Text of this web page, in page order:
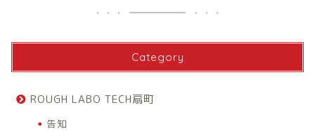
Category
ROUGH LABO TECH扇町
告知